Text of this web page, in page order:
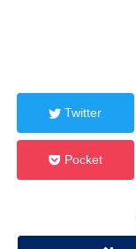
Twitter
Pocket